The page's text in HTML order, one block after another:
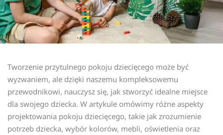
Tworzenie przytulnego pokoju dziecięcego może być
wyzwaniem, ale dzięki naszemu kompleksowemu
przewodnikowi, nauczysz się, jak stworzyć idealne miejsce
dla swojego dziecka. W artykule omówimy różne aspekty
projektowania pokoju dziecięcego, takie jak zrozumienie
potrzeb dziecka, wybór kolorów, mebli, oświetlenia oraz